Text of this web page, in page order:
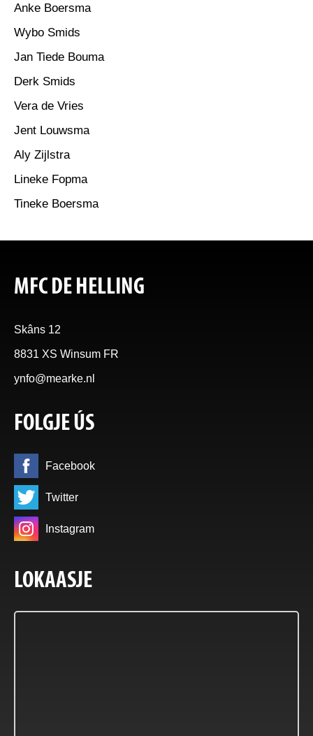
Anke Boersma
Wybo Smids
Jan Tiede Bouma
Derk Smids
Vera de Vries
Jent Louwsma
Aly Zijlstra
Lineke Fopma
Tineke Boersma
MFC DE HELLING
Skâns 12
8831 XS Winsum FR
ynfo@mearke.nl
FOLGJE ÚS
Facebook
Twitter
Instagram
LOKAASJE